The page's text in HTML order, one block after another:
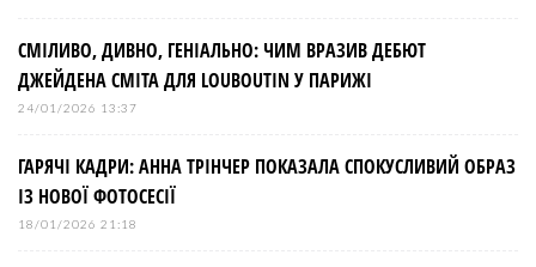
СМІЛИВО, ДИВНО, ГЕНІАЛЬНО: ЧИМ ВРАЗИВ ДЕБЮТ
ДЖЕЙДЕНА СМІТА ДЛЯ LOUBOUTIN У ПАРИЖІ
24/01/2026 13:37
ГАРЯЧІ КАДРИ: АННА ТРІНЧЕР ПОКАЗАЛА СПОКУСЛИВИЙ ОБРАЗ
ІЗ НОВОЇ ФОТОСЕСІЇ
18/01/2026 21:18